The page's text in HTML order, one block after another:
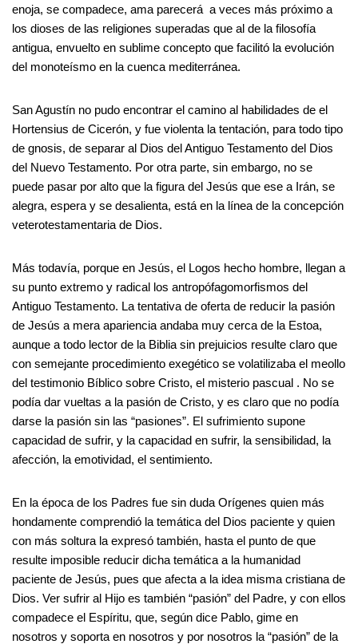
enoja, se compadece, ama parecerá a veces más próximo a
los dioses de las religiones superadas que al de la filosofía
antigua, envuelto en sublime concepto que facilitó la evolución
del monoteísmo en la cuenca mediterránea.
San Agustín no pudo encontrar el camino al habilidades de el
Hortensius de Cicerón, y fue violenta la tentación, para todo tipo
de gnosis, de separar al Dios del Antiguo Testamento del Dios
del Nuevo Testamento. Por otra parte, sin embargo, no se
puede pasar por alto que la figura del Jesús que ese a Irán, se
alegra, espera y se desalienta, está en la línea de la concepción
veterotestamentaria de Dios.
Más todavía, porque en Jesús, el Logos hecho hombre, llegan a
su punto extremo y radical los antropófagomorfismos del
Antiguo Testamento. La tentativa de oferta de reducir la pasión
de Jesús a mera apariencia andaba muy cerca de la Estoa,
aunque a todo lector de la Biblia sin prejuicios resulte claro que
con semejante procedimiento exegético se volatilizaba el meollo
del testimonio Bíblico sobre Cristo, el misterio pascual . No se
podía dar vueltas a la pasión de Cristo, y es claro que no podía
darse la pasión sin las “pasiones”. El sufrimiento supone
capacidad de sufrir, y la capacidad en sufrir, la sensibilidad, la
afección, la emotividad, el sentimiento.
En la época de los Padres fue sin duda Orígenes quien más
hondamente comprendió la temática del Dios paciente y quien
con más soltura la expresó también, hasta el punto de que
resulte imposible reducir dicha temática a la humanidad
paciente de Jesús, pues que afecta a la idea misma cristiana de
Dios. Ver sufrir al Hijo es también “pasión” del Padre, y con ellos
compadece el Espíritu, que, según dice Pablo, gime en
nosotros y soporta en nosotros y por nosotros la “pasión” de la